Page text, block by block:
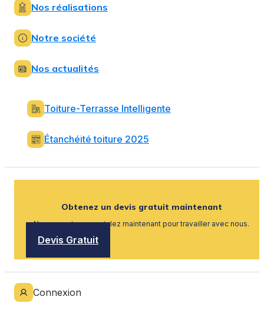
Nos réalisations
Notre société
Nos actualités
Toiture-Terrasse Intelligente
Étanchéité toiture 2025
Obtenez un devis gratuit maintenant
Nous recrutons, postulez maintenant pour travailler avec nous.
Devis Gratuit
Connexion